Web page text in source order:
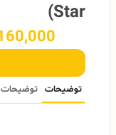
Star)
توضیحات توضیحات